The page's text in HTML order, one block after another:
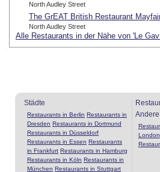
North Audley Street
The GrEAT British Restaurant
North Audley Street
Alle Restaurants in der Nähe von 'Le
Städte
Restaurants in Berlin Restaurants in
Dresden Restaurants in Dortmund
Restaurants in Düsseldorf
Restaurants in Essen Restaurants
in Frankfurt Restaurants in Hamburg
Restaurants in Köln Restaurants in
München Restaurants in Stuttgart
London